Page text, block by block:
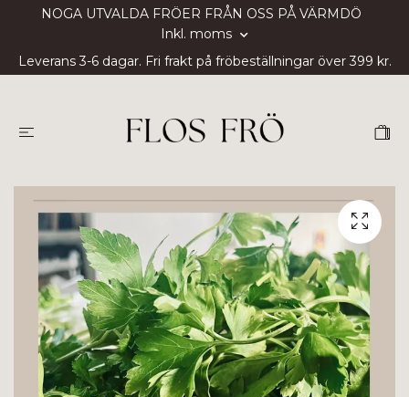
NOGA UTVALDA FRÖER FRÅN OSS PÅ VÄRMDÖ
Inkl. moms
Leverans 3-6 dagar. Fri frakt på fröbeställningar över 399 kr.